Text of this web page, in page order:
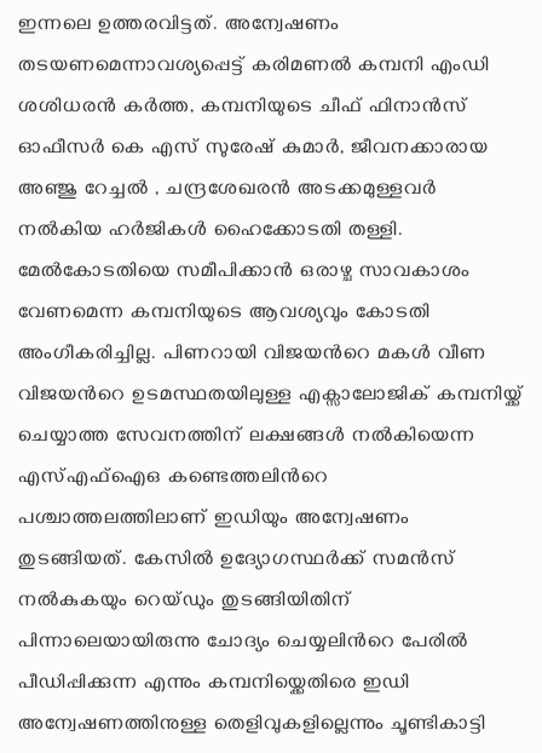
ഇന്നലെ ഉത്തരവിട്ടത്. അന്വേഷണം
തടയണമെന്നാവശ്യപ്പെട്ട് കരിമണൽ കമ്പനി എംഡി
ശശിധരൻ കർത്ത, കമ്പനിയുടെ ചീഫ് ഫിനാൻസ്
ഓഫീസർ കെ എസ് സുരേഷ് കുമാർ, ജീവനക്കാരായ
അഞ്ജു റേച്ചൽ , ചന്ദ്രശേഖരൻ അടക്കമുള്ളവർ
നൽകിയ ഹർജികൾ ഹൈക്കോടതി തള്ളി.
മേൽകോടതിയെ സമീപിക്കാൻ ഒരാഴ്ച സാവകാശം
വേണമെന്ന കമ്പനിയുടെ ആവശ്യവും കോടതി
അംഗീകരിച്ചില്ല. പിണറായി വിജയന്‍റെ മകൾ വീണ
വിജയന്‍റെ ഉടമസ്ഥതയിലുള്ള എക്സാലോജിക് കമ്പനിയ്ക്ക്
ചെയ്യാത്ത സേവനത്തിന് ലക്ഷങ്ങൾ നൽകിയെന്ന
എസ്എഫ്ഐഒ കണ്ടെത്തലിന്‍റെ
പശ്ചാത്തലത്തിലാണ് ഇഡിയും അന്വേഷണം
തുടങ്ങിയത്. കേസിൽ ഉദ്യോഗസ്ഥർക്ക് സമൻസ്
നൽകുകയും റെയ്ഡും തുടങ്ങിയിതിന്
പിന്നാലെയായിരുന്നു ചോദ്യം ചെയ്യലിന്‍റെ പേരിൽ
പീഡിപ്പിക്കുന്ന എന്നും കമ്പനിയ്ക്കെതിരെ ഇഡി
അന്വേഷണത്തിനുള്ള തെളിവുകളില്ലെന്നും ചൂണ്ടികാട്ടി